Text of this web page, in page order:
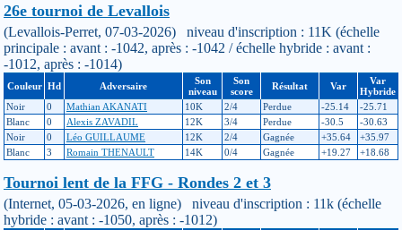
26e tournoi de Levallois
(Levallois-Perret, 07-03-2026) niveau d'inscription : 11K (échelle
principale : avant : -1042, après : -1042 / échelle hybride : avant :
-1012, après : -1014)
Couleur Hd Adversaire
Son
niveau
Son
score
Résultat Var
Var
Hybride
Noir
0 Mathian AKANATI 10K 2/4 Perdue -25.14
-25.71
Blanc
0 Alexis ZAVADIL 12K 3/4 Perdue -30.5
-30.63
Noir
0 Léo GUILLAUME 12K 2/4 Gagnée +35.64
+35.97
Blanc
3 Romain THENAULT 14K 0/4 Gagnée +19.27 +18.68
Tournoi lent de la FFG - Rondes 2 et 3
(Internet, 05-03-2026, en ligne) niveau d'inscription : 11k (échelle
hybride : avant : -1050, après : -1012)